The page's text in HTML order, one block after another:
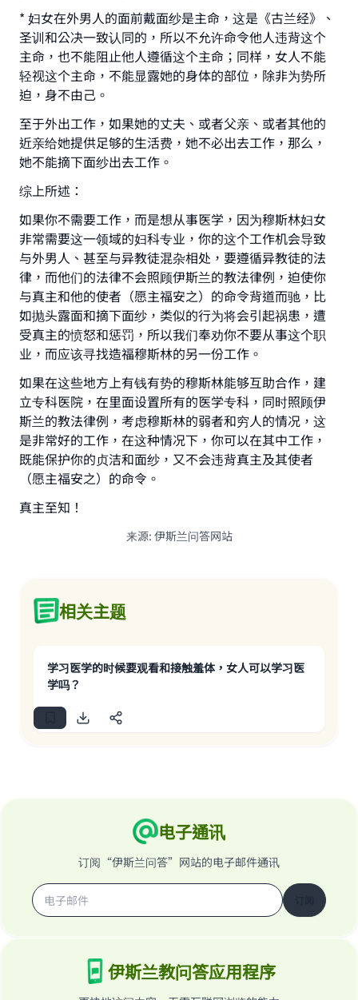
* 妇女在外男人的面前戴面纱是主命，这是《古兰经》、
圣训和公决一致认同的，所以不允许命令他人违背这个
主命，也不能阻止他人遵循这个主命；同样，女人不能
轻视这个主命，不能显露她的身体的部位，除非为势所
迫，身不由己。
至于外出工作，如果她的丈夫、或者父亲、或者其他的
近亲给她提供足够的生活费，她不必出去工作，那么，
她不能摘下面纱出去工作。
综上所述：
如果你不需要工作，而是想从事医学，因为穆斯林妇女
非常需要这一领域的妇科专业，你的这个工作机会导致
与外男人、甚至与异教徒混杂相处，要遵循异教徒的法
律，而他们的法律不会照顾伊斯兰的教法律例，迫使你
与真主和他的使者（愿主福安之）的命令背道而驰，比
如抛头露面和摘下面纱，类似的行为将会引起祸患，遭
受真主的愤怒和惩罚，所以我们奉劝你不要从事这个职
业，而应该寻找造福穆斯林的另一份工作。
如果在这些地方上有钱有势的穆斯林能够互助合作，建
立专科医院，在里面设置所有的医学专科，同时照顾伊
斯兰的教法律例，考虑穆斯林的弱者和穷人的情况，这
是非常好的工作，在这种情况下，你可以在其中工作，
既能保护你的贞洁和面纱，又不会违背真主及其使者
（愿主福安之）的命令。
真主至知！
来源: 伊斯兰问答网站
相关主题
学习医学的时候要观看和接触羞体，女人可以学习医
学吗？
电子通讯
订阅“伊斯兰问答”网站的电子邮件通讯
伊斯兰教问答应用程序
Make an impact on millions of lives
with your contribution today
The Prophet (ﷺ) said:
"A person who leads others to doing what is
good will earn the same reward as those who do
it."
(MUSLIM, 1893)
Support IslamQA